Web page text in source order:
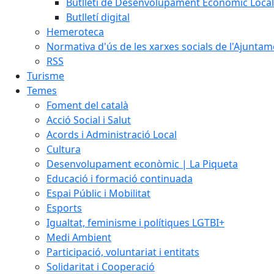
Butlletí digital
Hemeroteca
Normativa d'ús de les xarxes socials de
RSS
Turisme
Temes
Foment del català
Acció Social i Salut
Acords i Administració Local
Cultura
Desenvolupament econòmic | La Piqueta
Educació i formació continuada
Espai Públic i Mobilitat
Esports
Igualtat, feminisme i polítiques LGTBI+
Medi Ambient
Participació, voluntariat i entitats
Solidaritat i Cooperació